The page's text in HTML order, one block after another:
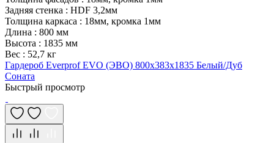
Задняя стенка : HDF 3,2мм
Толщина каркаса : 18мм, кромка 1мм
Длина : 800 мм
Высота : 1835 мм
Вес : 52,7 кг
Гардероб Everprof EVO (ЭВО) 800х383x1835 Белый/Дуб
Соната
Быстрый просмотр